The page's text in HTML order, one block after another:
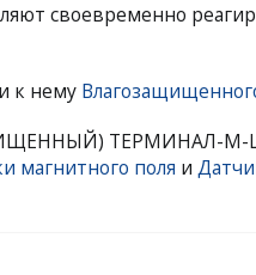
своевременно
к нему
ТЕРМИНАЛ-М-
магнитного поля и